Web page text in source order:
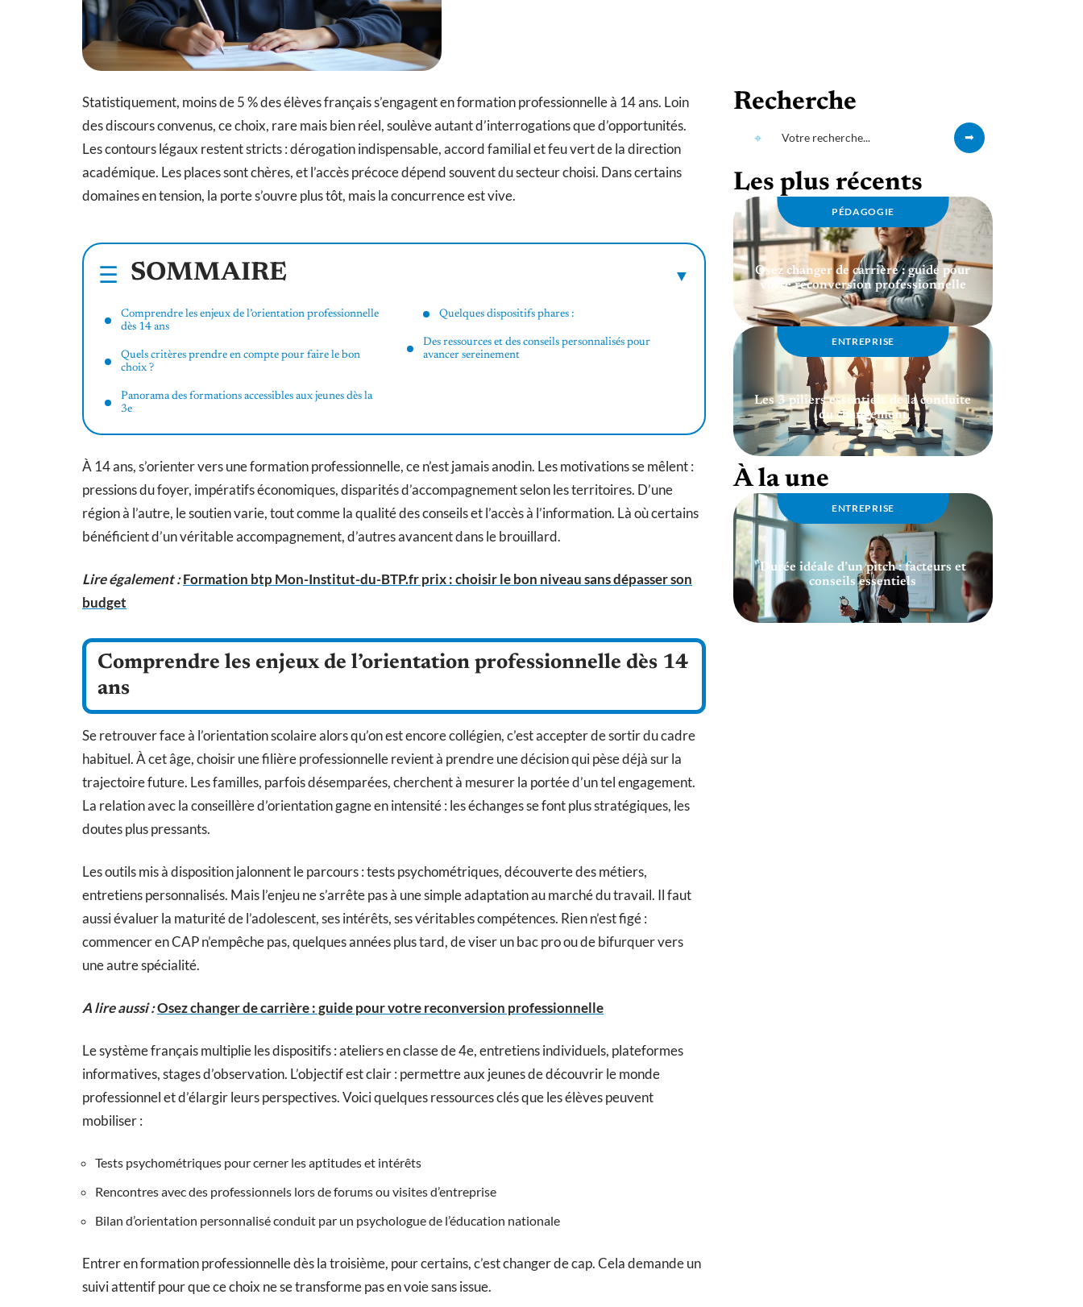
Statistiquement, moins de 5 % des élèves français s’engagent en formation professionnelle à 14 ans. Loin
des discours convenus, ce choix, rare mais bien réel, soulève autant d’interrogations que d’opportunités.
Les contours légaux restent stricts : dérogation indispensable, accord familial et feu vert de la direction
académique. Les places sont chères, et l’accès précoce dépend souvent du secteur choisi. Dans certains
domaines en tension, la porte s’ouvre plus tôt, mais la concurrence est vive.
SOMMAIRE
Comprendre les enjeux de l’orientation professionnelle
dès 14 ans
Quels critères prendre en compte pour faire le bon
choix ?
Panorama des formations accessibles aux jeunes dès la
3e
Quelques dispositifs phares :
Des ressources et des conseils personnalisés pour
avancer sereinement
À 14 ans, s’orienter vers une formation professionnelle, ce n’est jamais anodin. Les motivations se mêlent :
pressions du foyer, impératifs économiques, disparités d’accompagnement selon les territoires. D’une
région à l’autre, le soutien varie, tout comme la qualité des conseils et l’accès à l’information. Là où certains
bénéficient d’un véritable accompagnement, d’autres avancent dans le brouillard.
Lire également :Formation btp Mon-Institut-du-BTP.fr prix : choisir le bon niveau sans dépasser son
budget
Comprendre les enjeux de l’orientation professionnelle dès 14
ans
Se retrouver face à l’orientation scolaire alors qu’on est encore collégien, c’est accepter de sortir du cadre
habituel. À cet âge, choisir une filière professionnelle revient à prendre une décision qui pèse déjà sur la
trajectoire future. Les familles, parfois désemparées, cherchent à mesurer la portée d’un tel engagement.
La relation avec la conseillère d’orientation gagne en intensité : les échanges se font plus stratégiques, les
doutes plus pressants.
Les outils mis à disposition jalonnent le parcours : tests psychométriques, découverte des métiers,
entretiens personnalisés. Mais l’enjeu ne s’arrête pas à une simple adaptation au marché du travail. Il faut
aussi évaluer la maturité de l’adolescent, ses intérêts, ses véritables compétences. Rien n’est figé :
commencer en CAP n’empêche pas, quelques années plus tard, de viser un bac pro ou de bifurquer vers
une autre spécialité.
A lire aussi :Osez changer de carrière : guide pour votre reconversion professionnelle
Le système français multiplie les dispositifs : ateliers en classe de 4e, entretiens individuels, plateformes
informatives, stages d’observation. L’objectif est clair : permettre aux jeunes de découvrir le monde
professionnel et d’élargir leurs perspectives. Voici quelques ressources clés que les élèves peuvent
mobiliser :
Tests psychométriques pour cerner les aptitudes et intérêts
Rencontres avec des professionnels lors de forums ou visites d’entreprise
Bilan d’orientation personnalisé conduit par un psychologue de l’éducation nationale
Entrer en formation professionnelle dès la troisième, pour certains, c’est changer de cap. Cela demande un
suivi attentif pour que ce choix ne se transforme pas en voie sans issue.
Recherche
Les plus récents
PÉDAGOGIE
Osez changer de carrière : guide pour
votre reconversion professionnelle
ENTREPRISE
Les 3 piliers essentiels de la conduite
du changement
À la une
ENTREPRISE
Durée idéale d’un pitch : facteurs et
conseils essentiels